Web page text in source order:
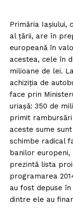
Primăria Iașiului,
al țării, are în
europeană în
acestea, cele în
milioane de lei.
achiziția de
face prin
uriașă: 350 de
primit rambursări
aceste sume
schimbe radical
banilor europeni,
prezintă lista
programarea
au fost depuse
dintre ele au